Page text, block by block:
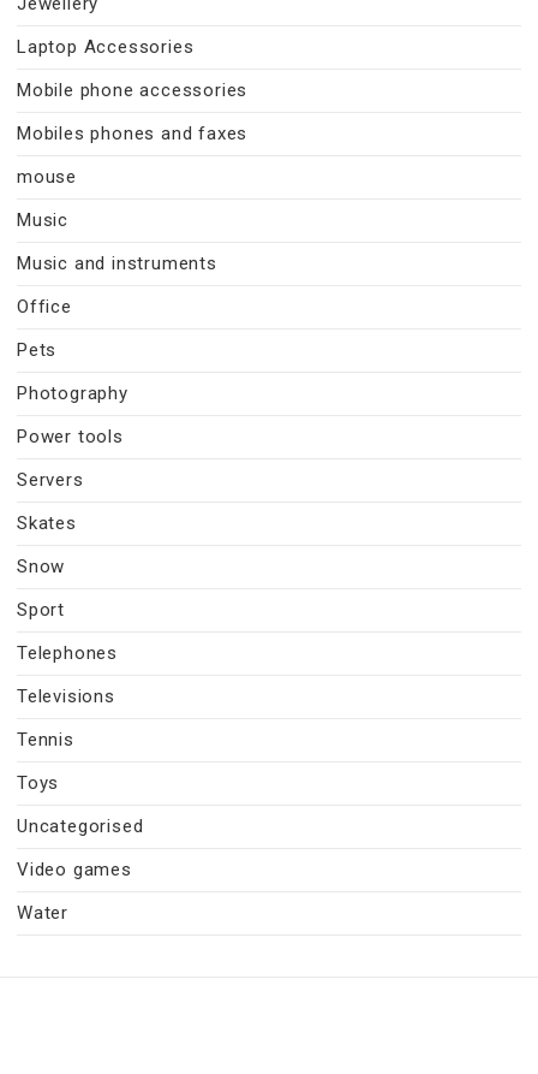
Laptop Accessories
Mobile phone accessories
Mobiles phones and faxes
mouse
Music
Music and instruments
Office
Pets
Photography
Power tools
Servers
Skates
Snow
Sport
Telephones
Televisions
Tennis
Toys
Uncategorised
Video games
Water